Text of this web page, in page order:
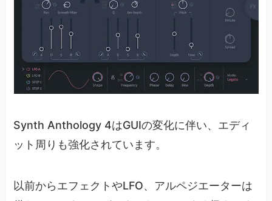
Synth Anthology 4はGUIの変化に伴い、エディ
ット周りも強化されています。
以前からエフェクトやLFO、アルペジエーターは